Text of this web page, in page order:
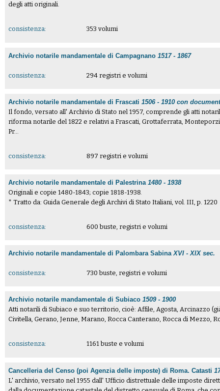
degli atti originali.
consistenza: 353 volumi
Archivio notarile mandamentale di Campagnano1517 - 1867
consistenza: 294 registri e volumi
Archivio notarile mandamentale di Frascati1506 - 1910 con
Il fondo, versato all' Archivio di Stato nel 1957, comprende gli atti
riforma notarile del 1822 e relativi a Frascati, Grottaferrata,
Pr...
consistenza: 897 registri e volumi
Archivio notarile mandamentale di Palestrina1480 - 1938
Originali e copie 1480-1843; copie 1818-1938.
* Tratto da: Guida Generale degli Archivi di Stato Italiani, vol. III, p. 1220
consistenza: 600 buste, registri e volumi
Archivio notarile mandamentale di Palombara SabinaXVI - XIX sec.
consistenza: 730 buste, registri e volumi
Archivio notarile mandamentale di Subiaco1509 - 1900
Atti notarili di Subiaco e suo territorio, cioè: Affile, Agosta, Arcinazzo
Civitella, Gerano, Jenne, Marano, Rocca Canterano, Rocca di Mezzo,
consistenza: 1161 buste e volumi
Cancelleria del Censo (poi Agenzia delle imposte) di Roma. Catasti
L' archivio, versato nel 1955 dall' Ufficio distrettuale delle imposte